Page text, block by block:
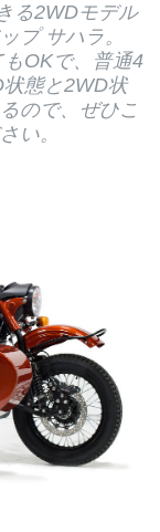
る2WDモデル
プ サハラ。
OKで、普通4
態と2WD状
ので、ぜひこ
い。